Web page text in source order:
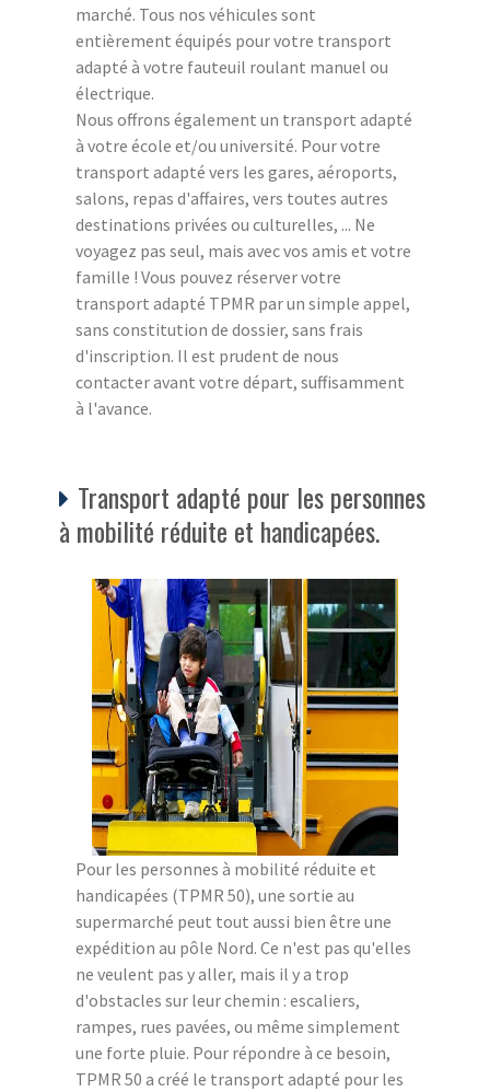
marché. Tous nos véhicules sont
entièrement équipés pour votre transport
adapté à votre fauteuil roulant manuel ou
électrique.
Nous offrons également un transport adapté
à votre école et/ou université. Pour votre
transport adapté vers les gares, aéroports,
salons, repas d'affaires, vers toutes autres
destinations privées ou culturelles, ... Ne
voyagez pas seul, mais avec vos amis et votre
famille ! Vous pouvez réserver votre
transport adapté TPMR par un simple appel,
sans constitution de dossier, sans frais
d'inscription. Il est prudent de nous
contacter avant votre départ, suffisamment
à l'avance.
Transport adapté pour les personnes
à mobilité réduite et handicapées.
Pour les personnes à mobilité réduite et
handicapées (TPMR 50), une sortie au
supermarché peut tout aussi bien être une
expédition au pôle Nord. Ce n'est pas qu'elles
ne veulent pas y aller, mais il y a trop
d'obstacles sur leur chemin : escaliers,
rampes, rues pavées, ou même simplement
une forte pluie. Pour répondre à ce besoin,
TPMR 50 a créé le transport adapté pour les